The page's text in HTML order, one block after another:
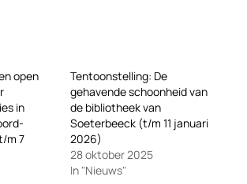
open
in
m 7
Tentoonstelling: De
gehavende schoonheid van
de bibliotheek van
Soeterbeeck (t/m 11 januari
2026)
28 oktober 2025
In "Nieuws"